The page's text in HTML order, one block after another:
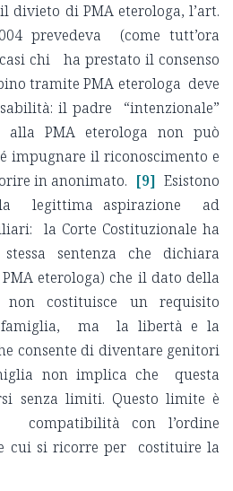
divieto di PMA eterologa, l’art.
prevedeva (come tutt’ora
chi ha prestato il consenso
tramite PMA eterologa deve
il padre “intenzionale”
alla PMA eterologa non può
impugnare il riconoscimento e
in anonimato. [9] Esistono
aspirazione ad
la Corte Costituzionale ha
sentenza che dichiara
eterologa) che il dato della
non costituisce un requisito
famiglia, ma la libertà e la
consente di diventare genitori
non implica che questa
senza limiti. Questo limite è
con l’ordine
cui si ricorre per costituire la